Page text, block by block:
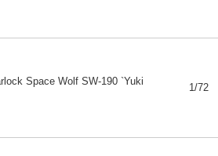
Space Wolf SW-190 `Yuki
1/72